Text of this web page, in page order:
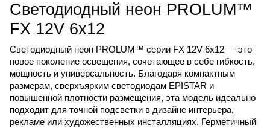
Светодиодный неон PROLUM™
FX 12V 6x12
Светодиодный неон PROLUM ™ серии FX 12V 6x12 — это
новое поколение освещения, сочетающее в себе гибкость,
мощность и универсальность. Благодаря компактным
размерам, сверхъярким светодиодам EPISTAR и
повышенной плотности размещения, эта модель идеально
подходит для точной подсветки в дизайне интерьера,
рекламе или художественных инсталляциях. Герметичный